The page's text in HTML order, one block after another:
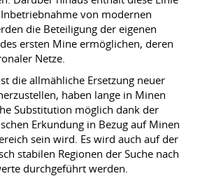
von modernen
die Beteiligung der eigenen
ersten Mine ermöglichen, deren
Netze.
die allmähliche Ersetzung neuer
haben lange in Minen
Substitution möglich dank der
Erkundung in Bezug auf Minen
sein wird. Es wird auch auf der
stabilen Regionen der Suche nach
durchgeführt werden.